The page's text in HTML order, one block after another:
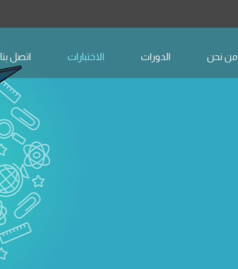
من نحن الدورات الاختبارات اتصل بنا